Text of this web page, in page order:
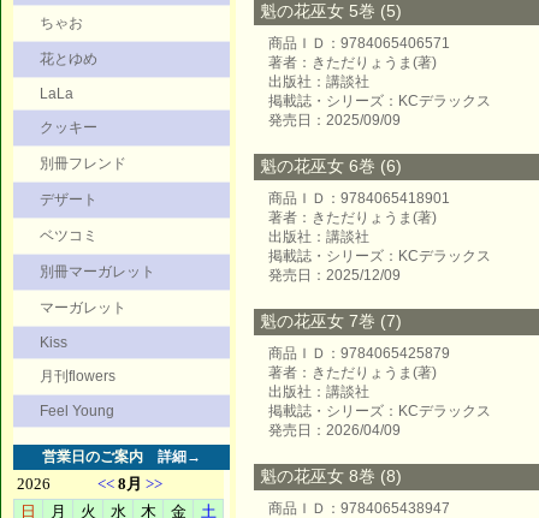
ちゃお
花とゆめ
LaLa
クッキー
別冊フレンド
デザート
ベツコミ
別冊マーガレット
マーガレット
Kiss
月刊flowers
Feel Young
営業日のご案内 詳細→
魁の花巫女 5巻 (5)
商品ＩＤ：9784065406571
著者：きただりょうま(著)
出版社：講談社
掲載誌・シリーズ：KCデラックス
発売日：2025/09/09
魁の花巫女 6巻 (6)
商品ＩＤ：9784065418901
著者：きただりょうま(著)
出版社：講談社
掲載誌・シリーズ：KCデラックス
発売日：2025/12/09
魁の花巫女 7巻 (7)
商品ＩＤ：9784065425879
著者：きただりょうま(著)
出版社：講談社
掲載誌・シリーズ：KCデラックス
発売日：2026/04/09
魁の花巫女 8巻 (8)
商品ＩＤ：9784065438947